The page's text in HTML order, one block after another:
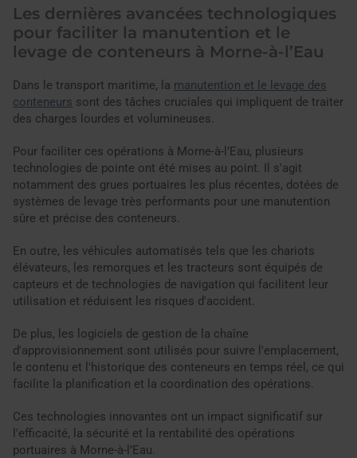
Les dernières avancées technologiques
pour faciliter la manutention et le
levage de conteneurs à Morne-à-l’Eau
Dans le transport maritime, la manutention et le levage des
conteneurs sont des tâches cruciales qui impliquent de traiter
des charges lourdes et volumineuses.
Pour faciliter ces opérations à Morne-à-l’Eau, plusieurs
technologies de pointe ont été mises au point. Il s'agit
notamment des grues portuaires les plus récentes, dotées de
systèmes de levage très performants pour une manutention
sûre et précise des conteneurs.
En outre, les véhicules automatisés tels que les chariots
élévateurs, les remorques et les tracteurs sont équipés de
capteurs et de technologies de navigation qui facilitent leur
utilisation et réduisent les risques d'accident.
De plus, les logiciels de gestion de la chaîne
d'approvisionnement sont utilisés pour suivre l'emplacement,
le contenu et l'historique des conteneurs en temps réel, ce qui
facilite la planification et la coordination des opérations.
Ces technologies innovantes ont un impact significatif sur
l'efficacité, la sécurité et la rentabilité des opérations
portuaires à Morne-à-l’Eau.